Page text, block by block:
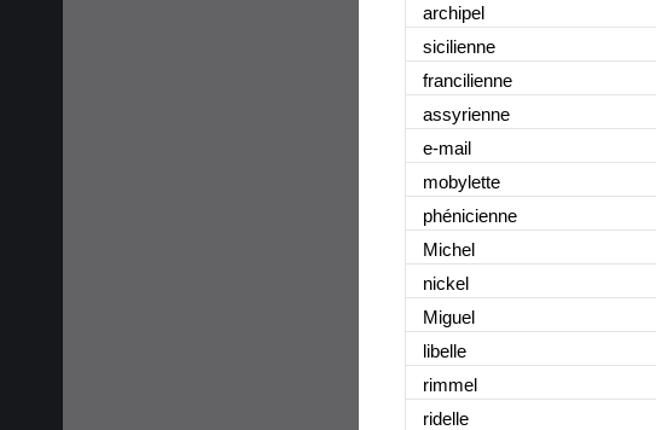
archipel
sicilienne
francilienne
assyrienne
e-mail
mobylette
phénicienne
Michel
nickel
Miguel
libelle
rimmel
ridelle